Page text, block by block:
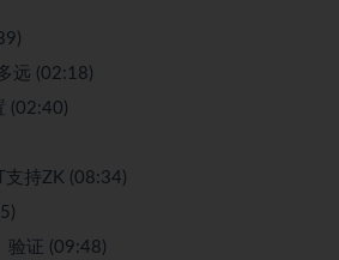
远 (02:18)
(02:40)
持ZK (08:34)
验证 (09:48)